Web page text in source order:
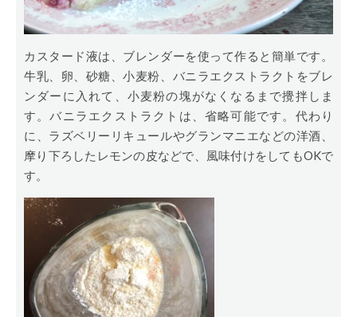
カスタード液は、ブレンダーを使って作ると簡単です。
牛乳、卵、砂糖、小麦粉、バニラエクストラクトをブレ
ンダーに入れて、小麦粉の塊がなくなるまで攪拌しま
す。バニラエクストラクトは、省略可能です。代わり
に、ラズベリーリキュールやグランマニエなどの洋酒、
摩り下ろしたレモンの皮などで、風味付けをしてもOKで
す。